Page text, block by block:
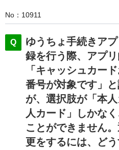
No 10911
ゆうちょ手続きア
録を行う際、アプリ
「キャッシュカー
番号が対象です」
が、選択肢が「本
人カード」しかな
ことができません
更をするには、ど